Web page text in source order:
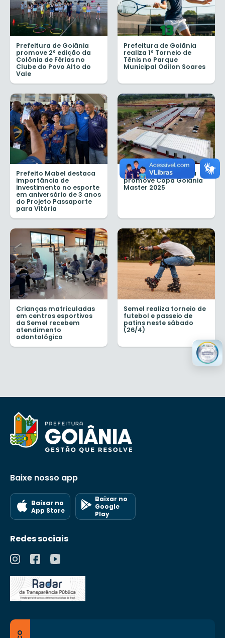
Prefeitura de Goiânia
promove 2º edição da
Colônia de Férias no
Clube do Povo Alto do
Vale
Prefeitura de Goiânia
realiza 1º Torneio de
Tênis no Parque
Municipal Odilon Soares
Prefeito Mabel destaca
importância de
investimento no esporte
em aniversário de 3 anos
do Projeto Passaporte
para Vitória
Prefeitura de Goiânia
promove Copa Goiânia
Master 2025
Crianças matriculadas
em centros esportivos
da Semel recebem
atendimento
odontológico
Semel realiza torneio de
futebol e passeio de
patins neste sábado
(26/4)
Baixe nosso app
Baixar no
App Store
Baixar no
Google
Play
Redes sociais